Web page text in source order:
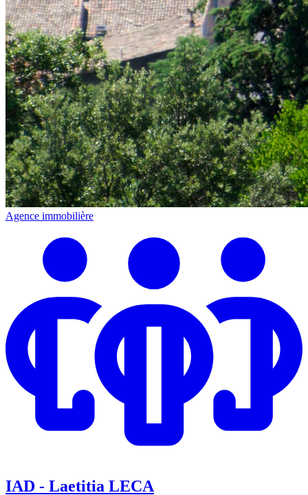
Agence immobilière
IAD - Laetitia LECA